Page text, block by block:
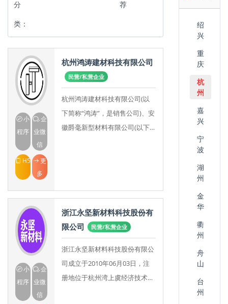
分
类：
荐
小
程序
企
业微
信
H5
更
多
杭州鸿涛建材科技有限公司
民营/私营企业
杭州鸿涛建材科技有限公司(以
下简称“鸿涛”，是销售公司)、安
徽爵毫新型材料有限公司(以下
小
程序
企
业微
信
浙江永坚新材料科技股份有
限公司
民营/私营企业
浙江永坚新材料科技股份有限公
司成立于2010年06月03日，注
册地位于杭州湾上虞经济技术开
绍
兴
重
庆
杭
州
嘉
兴
宁
波
湖
州
金
华
衢
州
舟
山
台
州